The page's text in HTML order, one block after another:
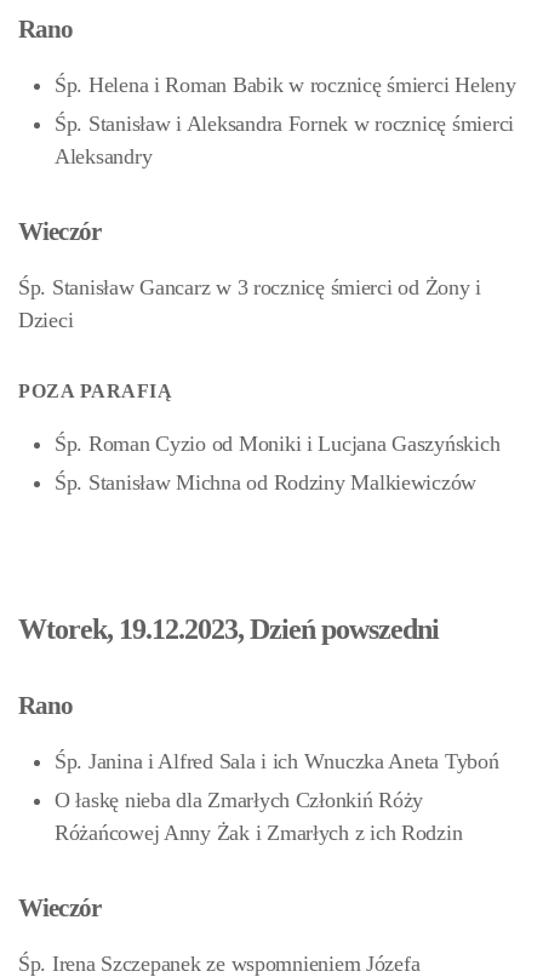
Rano
Śp. Helena i Roman Babik w rocznicę śmierci Heleny
Śp. Stanisław i Aleksandra Fornek w rocznicę śmierci
Aleksandry
Wieczór
Śp. Stanisław Gancarz w 3 rocznicę śmierci od Żony i
Dzieci
POZA PARAFIĄ
Śp. Roman Cyzio od Moniki i Lucjana Gaszyńskich
Śp. Stanisław Michnaod Rodziny Malkiewiczów
Wtorek, 19.12.2023, Dzień powszedni
Rano
Śp. Janina i Alfred Sala i ich Wnuczka Aneta Tyboń
O łaskę nieba dla Zmarłych Członkiń Róży
Różańcowej Anny Żak i Zmarłych z ich Rodzin
Wieczór
Śp. Irena Szczepanek ze wspomnieniem Józefa